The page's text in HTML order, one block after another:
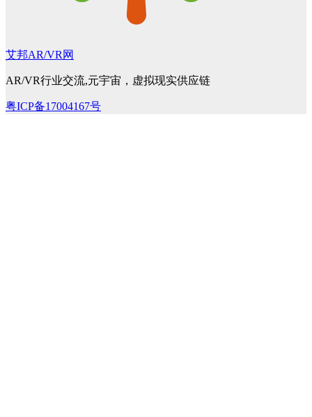
艾邦AR/VR网
AR/VR行业交流,元宇宙，虚拟现实供应链
粤ICP备17004167号